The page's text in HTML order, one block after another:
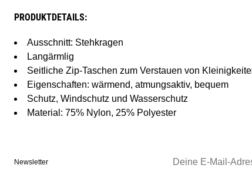
PRODUKTDETAILS:
Ausschnitt: Stehkragen
Langärmlig
Seitliche Zip-Taschen zum Verstauen von
Eigenschaften: wärmend, atmungsaktiv, bequem
Schutz, Windschutz und Wasserschutz
Material: 75% Nylon, 25% Polyester
Newsletter